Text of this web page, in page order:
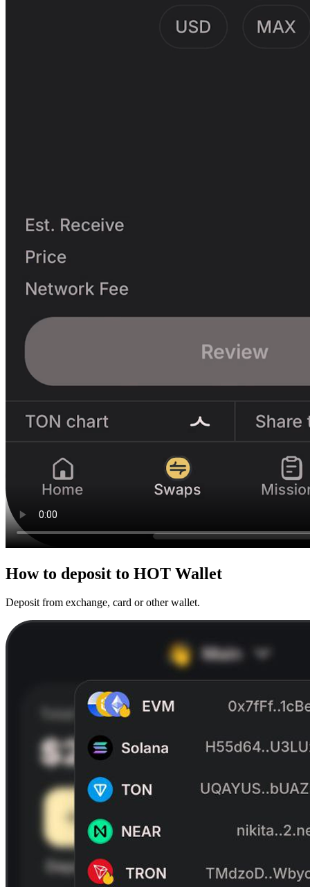
How to deposit to HOT Wallet
Deposit from exchange, card or other wallet.